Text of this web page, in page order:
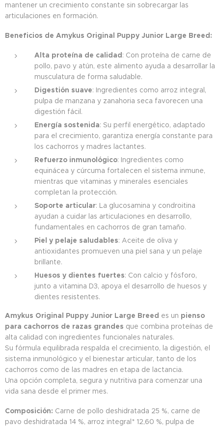
mantener un crecimiento constante sin sobrecargar las
articulaciones en formación.
Beneficios de Amykus Original Puppy Junior Large Breed:
Alta proteína de calidad: Con proteína de carne de
pollo, pavo y atún, este alimento ayuda a desarrollar la
musculatura de forma saludable.
Digestión suave: Ingredientes como arroz integral,
pulpa de manzana y zanahoria seca favorecen una
digestión fácil.
Energía sostenida: Su perfil energético, adaptado
para el crecimiento, garantiza energía constante para
los cachorros y madres lactantes.
Refuerzo inmunológico: Ingredientes como
equinácea y cúrcuma fortalecen el sistema inmune,
mientras que vitaminas y minerales esenciales
completan la protección.
Soporte articular: La glucosamina y condroitina
ayudan a cuidar las articulaciones en desarrollo,
fundamentales en cachorros de gran tamaño.
Piel y pelaje saludables: Aceite de oliva y
antioxidantes promueven una piel sana y un pelaje
brillante.
Huesos y dientes fuertes: Con calcio y fósforo,
junto a vitamina D3, apoya el desarrollo de huesos y
dientes resistentes.
Amykus Original Puppy Junior Large Breed es un pienso
para cachorros de razas grandes que combina proteínas de
alta calidad con ingredientes funcionales naturales.
Su fórmula equilibrada respalda el crecimiento, la digestión, el
sistema inmunológico y el bienestar articular, tanto de los
cachorros como de las madres en etapa de lactancia.
Una opción completa, segura y nutritiva para comenzar una
vida sana desde el primer mes.
Composición: Carne de pollo deshidratada 25 %, carne de
pavo deshidratada 14 %, arroz integral* 12,60 %, pulpa de